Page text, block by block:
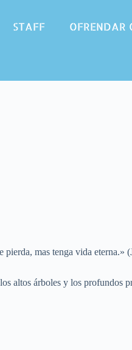
STAFF OFRENDAR
mas tenga vida eterna.»
altos árboles y los profundos